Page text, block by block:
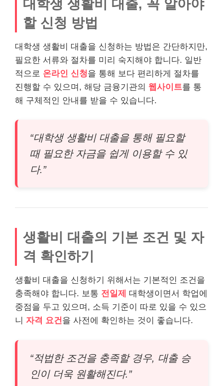
대학생 생활비 대출, 꼭 알아야
할 신청 방법
대학생 생활비 대출을 신청하는 방법은 간단하지만,
필요한 서류와 절차를 미리 숙지해야 합니다. 일반
적으로 온라인 신청을 통해 보다 편리하게 절차를
진행할 수 있으며, 해당 금융기관의 웹사이트를 통
해 구체적인 안내를 받을 수 있습니다.
“대학생 생활비 대출을 통해 필요할
때 필요한 자금을 쉽게 이용할 수 있
다.”
생활비 대출의 기본 조건 및 자
격 확인하기
생활비 대출을 신청하기 위해서는 기본적인 조건을
충족해야 합니다. 보통 전일제
대학생이면서 학업에
중점을 두고 있으며, 소득 기준이 따로 있을 수 있으
니 자격 요건을 사전에 확인하는 것이 좋습니다.
“적법한 조건을 충족할 경우, 대출 승
인이 더욱 원활해진다.”